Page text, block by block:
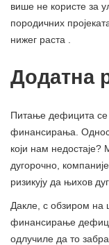
више не користе за
породичних
нижег раста .
Додатна
Питање дефицита се
финансирања.
који нам
дугорочно,
ризикују да њихов
Дакле, с обзиром на
финансирање
одлучиле да то